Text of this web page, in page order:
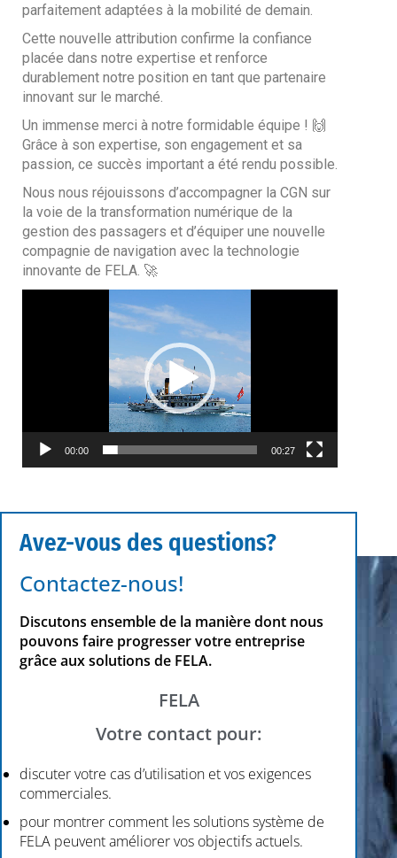
parfaitement adaptées à la mobilité de demain.
Cette nouvelle attribution confirme la confiance
placée dans notre expertise et renforce
durablement notre position en tant que partenaire
innovant sur le marché.
Un immense merci à notre formidable équipe ! 🙌
Grâce à son expertise, son engagement et sa
passion, ce succès important a été rendu possible.
Nous nous réjouissons d’accompagner la CGN sur
la voie de la transformation numérique de la
gestion des passagers et d’équiper une nouvelle
compagnie de navigation avec la technologie
innovante de FELA. 🚀
00:00 00:27
Avez-vous des questions?
Contactez-nous!
Discutons ensemble de la manière dont nous
pouvons faire progresser votre entreprise
grâce aux solutions de FELA.
FELA
Votre contact pour:
discuter votre cas d’utilisation et vos exigences
commerciales.
pour montrer comment les solutions système de
FELA peuvent améliorer vos objectifs actuels.